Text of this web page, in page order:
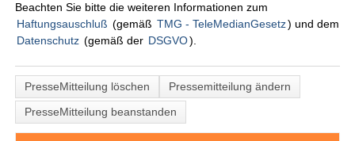
Beachten Sie bitte die weiteren Informationen zum
Haftungsauschluß (gemäß TMG - TeleMedianGesetz) und dem
Datenschutz (gemäß der DSGVO).
PresseMitteilung löschen
Pressemitteilung ändern
PresseMitteilung beanstanden